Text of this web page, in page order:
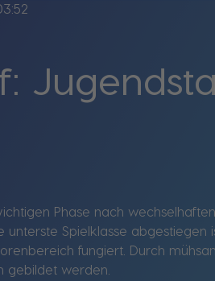
Phase nach
Spielklasse
fungiert. Durch
gebildet werden.